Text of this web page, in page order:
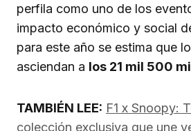
perfila como uno de los
impacto económico y social
para este año se estima que
asciendan a los 21 mil 500
TAMBIÉN LEE: F1 x Snoopy:
colección exclusiva que une